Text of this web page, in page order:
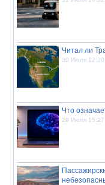
Читал ли
30 Июля 12:20
Что
29 Июля 15:27